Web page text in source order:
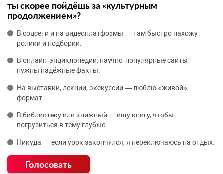
ты скорее пойдёшь за «культурным
продолжением»?
В соцсети и на видеоплатформы — там быстро нахожу
ролики и подборки.
В онлайн‑энциклопедии, научно‑популярные сайты —
нужны надёжные факты.
На выставки, лекции, экскурсии — люблю «живой»
формат.
В библиотеку или книжный — ищу книгу, чтобы
погрузиться в тему глубже.
Никуда — если урок закончился, я переключаюсь на отдых.